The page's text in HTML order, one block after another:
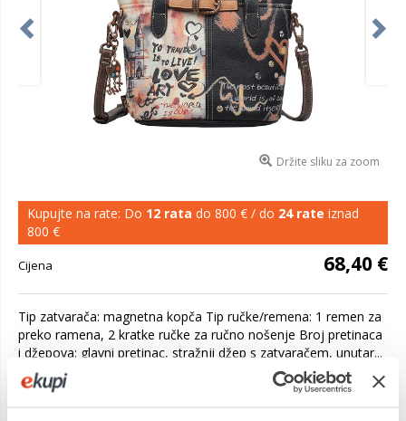
Držite sliku za zoom
Kupujte na rate: Do 12 rata do 800 € / do 24 rate iznad
800 €
Cijena 68,40 €
Tip zatvarača: magnetna kopča Tip ručke/remena: 1 remen za
preko ramena, 2 kratke ručke za ručno nošenje Broj pretinaca
i džepova: glavni pretinac, stražnji džep s zatvaračem, unutar...
Saznaj više